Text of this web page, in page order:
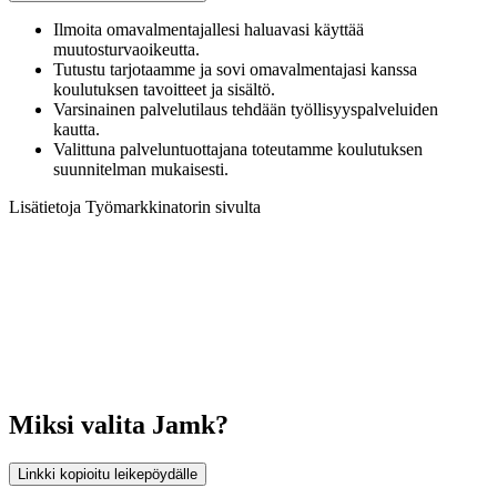
Ilmoita omavalmentajallesi haluavasi käyttää
muutosturvaoikeutta.
Tutustu tarjotaamme ja sovi omavalmentajasi kanssa
koulutuksen tavoitteet ja sisältö.
Varsinainen palvelutilaus tehdään työllisyyspalveluiden
kautta.
Valittuna palveluntuottajana toteutamme koulutuksen
suunnitelman mukaisesti.
Lisätietoja Työmarkkinatorin sivulta
Miksi valita Jamk?
Linkki kopioitu leikepöydälle